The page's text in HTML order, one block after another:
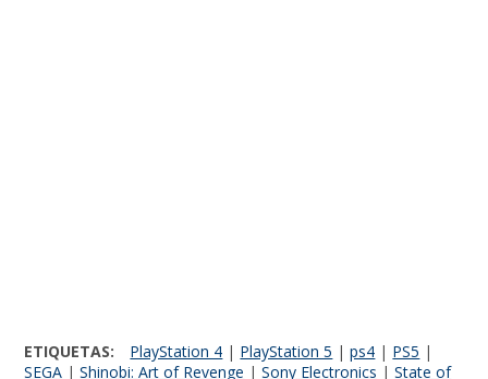
ETIQUETAS: PlayStation 4 | PlayStation 5 |ps4 | PS5 |
SEGA |Shinobi: Art of Revenge |Sony Electronics |State of